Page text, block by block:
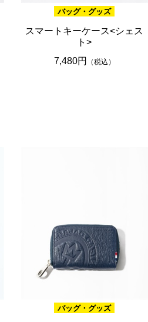
バッグ・グッズ
スマートキーケース<シェス
ト>
7,480円
（税込）
バッグ・グッズ